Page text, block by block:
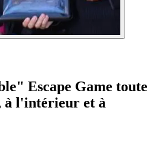
Escape Game toute
à l'intérieur et à